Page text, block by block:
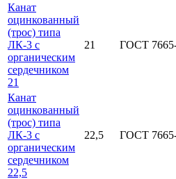
Канат
оцинкованный
(трос) типа
ЛК-3 с
органическим
сердечником
21
21 ГОСТ
Канат
оцинкованный
(трос) типа
ЛК-3 с
органическим
сердечником
22,5
22,5 ГОСТ